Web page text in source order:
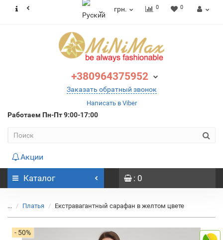
грн. 0 0
+380964375952
Заказать обратный звонок
Написать в Viber
Работаем Пн-Пт 9:00-17:00
Акции
Каталог : 0
... Платья Екстравагантный сарафан в желтом цвете
- 50%